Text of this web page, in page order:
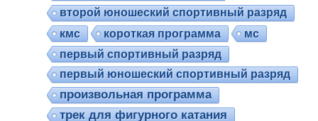
второй юношеский спортивный разряд
кмс короткая программа
мс
первый спортивный разряд
первый юношеский спортивный разряд
произвольная программа
трек для фигурного катания